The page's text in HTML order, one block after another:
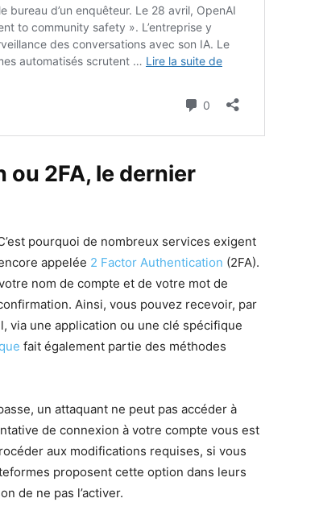
2FA, le dernier
pourquoi de nombreux services exigent
appelée 2 Factor Authentication (2FA).
nom de compte et de votre mot de
Ainsi, vous pouvez recevoir, par
via une application ou une clé spécifique
fait également partie des méthodes
un attaquant ne peut pas accéder à
de connexion à votre compte vous est
aux modifications requises, si vous
proposent cette option dans leurs
de ne pas l’activer.